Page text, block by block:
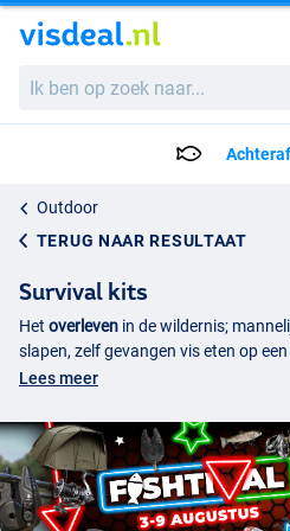
ben
Achteraf
Outdoor
TERUG NAAR RESULTAAT
Survival kits
Het overleven in de wildernis;
slapen, zelf gevangen vis eten op
voor de echte diehards onder ons
Visdeal hebben we een ruim aanbod
de complete outdoor ervaring
insectensprays en complete WC’s!
Survival kits kopen
Lees meer